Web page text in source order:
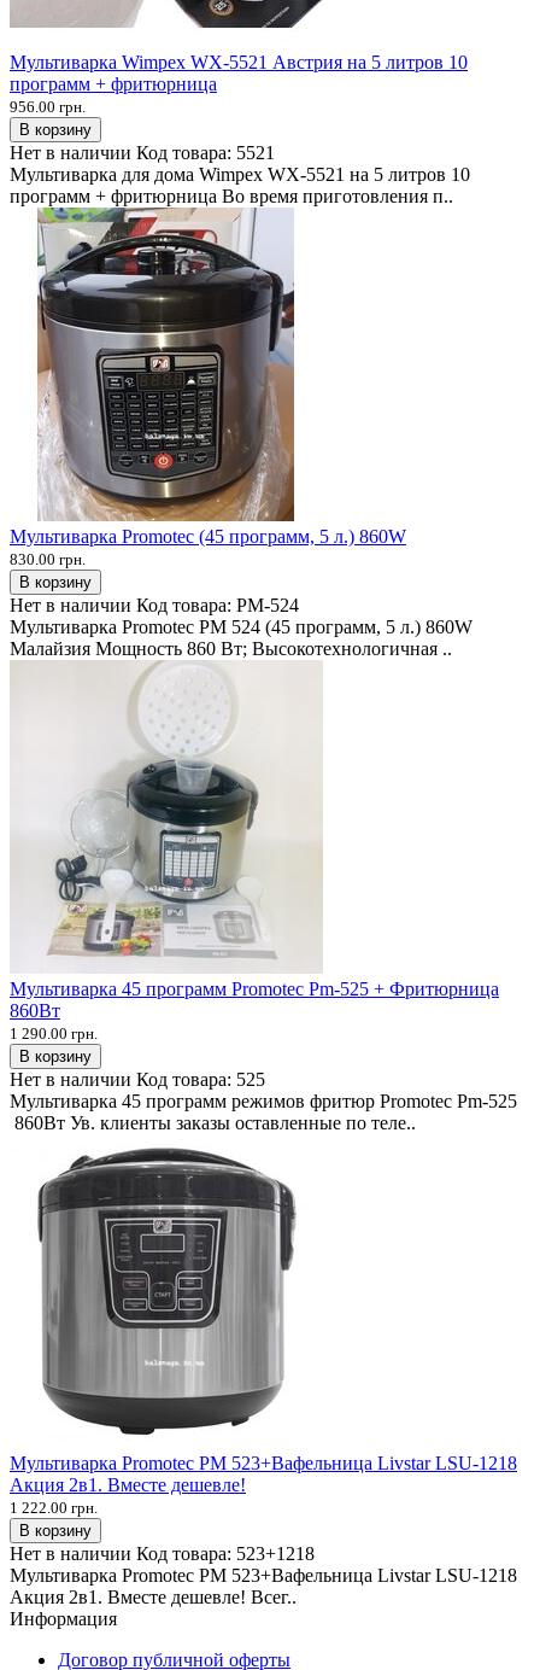
Мультиварка Wimpex WX-5521 Австрия на 5 литров 10
программ + фритюрница
956.00 грн.
В корзину
Нет в наличии Код товара: 5521
Мультиварка для дома Wimpex WX-5521 на 5 литров 10
программ + фритюрница Во время приготовления п..
Мультиварка Promotec (45 программ, 5 л.) 860W
830.00 грн.
В корзину
Нет в наличии Код товара: PM-524
Мультиварка Promotec PM 524 (45 программ, 5 л.) 860W
Малайзия Мощность 860 Вт; Высокотехнологичная ..
Мультиварка 45 программ Promotec Pm-525 + Фритюрница
860Вт
1 290.00 грн.
В корзину
Нет в наличии Код товара: 525
Мультиварка 45 программ режимов фритюр Promotec Pm-525
860Вт Ув. клиенты заказы оставленные по теле..
Мультиварка Promotec PM 523+Вафельница Livstar LSU-1218
Акция 2в1. Вместе дешевле!
1 222.00 грн.
В корзину
Нет в наличии Код товара: 523+1218
Мультиварка Promotec PM 523+Вафельница Livstar LSU-1218
Акция 2в1. Вместе дешевле! Всег..
Информация
Договор публичной оферты